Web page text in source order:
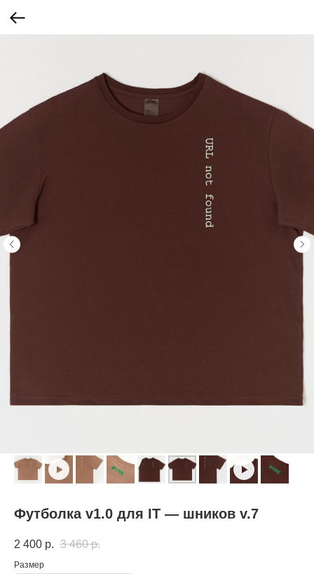
Футболка v1.0 для IT — шников v.7
2 400 р. 3 460 р.
Размер